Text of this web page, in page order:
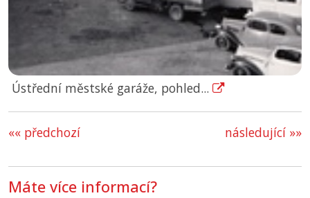
Ústřední městské garáže, pohled...
«« předchozí následující »»
Máte více informací?